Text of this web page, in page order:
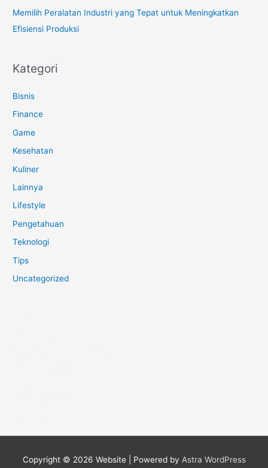
Memilih Peralatan Industri yang Tepat untuk Meningkatkan
Efisiensi Produksi
Kategori
Bisnis
Finance
Game
Kesehatan
Kuliner
Lainnya
Lifestyle
Pengetahuan
Teknologi
Tips
Uncategorized
Copyright © 2026 Website| Powered by Astra WordPress